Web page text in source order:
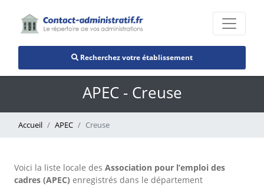
Recherchez votre établissement
APEC - Creuse
Accueil APEC Creuse
Voici la liste locale des Association pour l’emploi des
cadres (APEC) enregistrés dans le département